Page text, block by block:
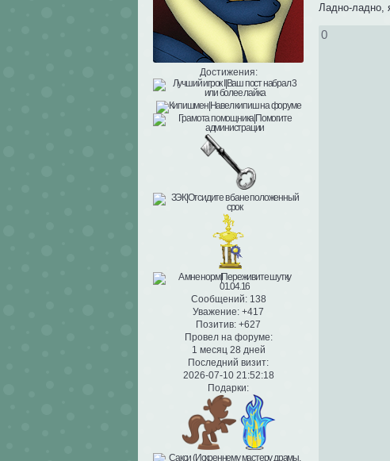
Достижения:
Сообщений:138
Уважение: +417
Позитив: +627
Провел на форуме:
1 месяц 28 дней
Последний визит:
2026-07-10 21:52:18
Подарки:
Ладно-ладно,
0